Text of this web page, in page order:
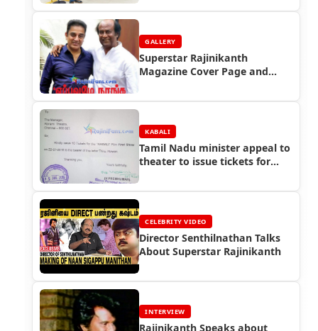
GALLERY
Superstar Rajinikanth
Magazine Cover Page and
(Part 2)
KABALI
Tamil Nadu minister appeal to
theater to issue tickets for
CELEBRITY VIDEO
Director Senthilnathan Talks
About Superstar Rajinikanth
INTERVIEW
Rajinikanth Speaks about